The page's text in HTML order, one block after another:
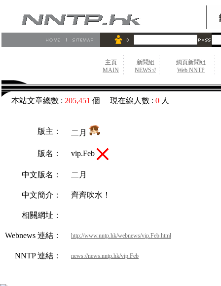
主頁
MAIN
新聞組
NEWS://
網頁新聞組
Web NNTP
本站文章總數 : 205,451 個 現在線人數 : 0 人
版主： 二月
版名： vip.Feb
中文版名： 二月
中文簡介： 齊齊吹水！
相關網址：
Webnews 連結： http://www.nntp.hk/webnews/vip.Feb.html
NNTP 連結： news://news.nntp.hk/vip.Feb